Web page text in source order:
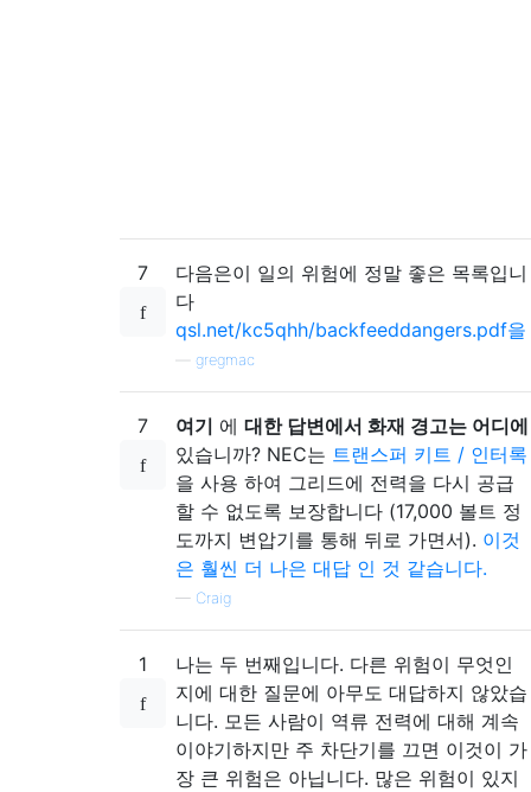
7
다음은이 일의 위험에 정말 좋은 목록입니
다
qsl.net/kc5qhh/backfeeddangers.pdf을
gregmac
7 여기 에 대한 답변에서 화재 경고는 어디에
있습니까? NEC는 트랜스퍼 키트 / 인터록
을 사용 하여 그리드에 전력을 다시 공급
할 수 없도록 보장합니다 (17,000 볼트 정
도까지 변압기를 통해 뒤로 가면서). 이것
은 훨씬 더 나은 대답 인 것 같습니다.
— Craig
1
나는 두 번째입니다. 다른 위험이 무엇인
지에 대한 질문에 아무도 대답하지 않았습
니다. 모든 사람이 역류 전력에 대해 계속
이야기하지만 주 차단기를 끄면 이것이 가
장 큰 위험은 아닙니다. 많은 위험이 있지